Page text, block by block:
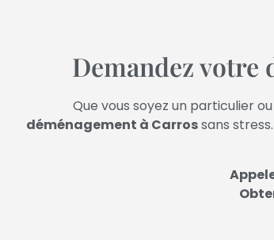
Demandez votre
Que vous soyez un particulier
déménagement à Carrossans